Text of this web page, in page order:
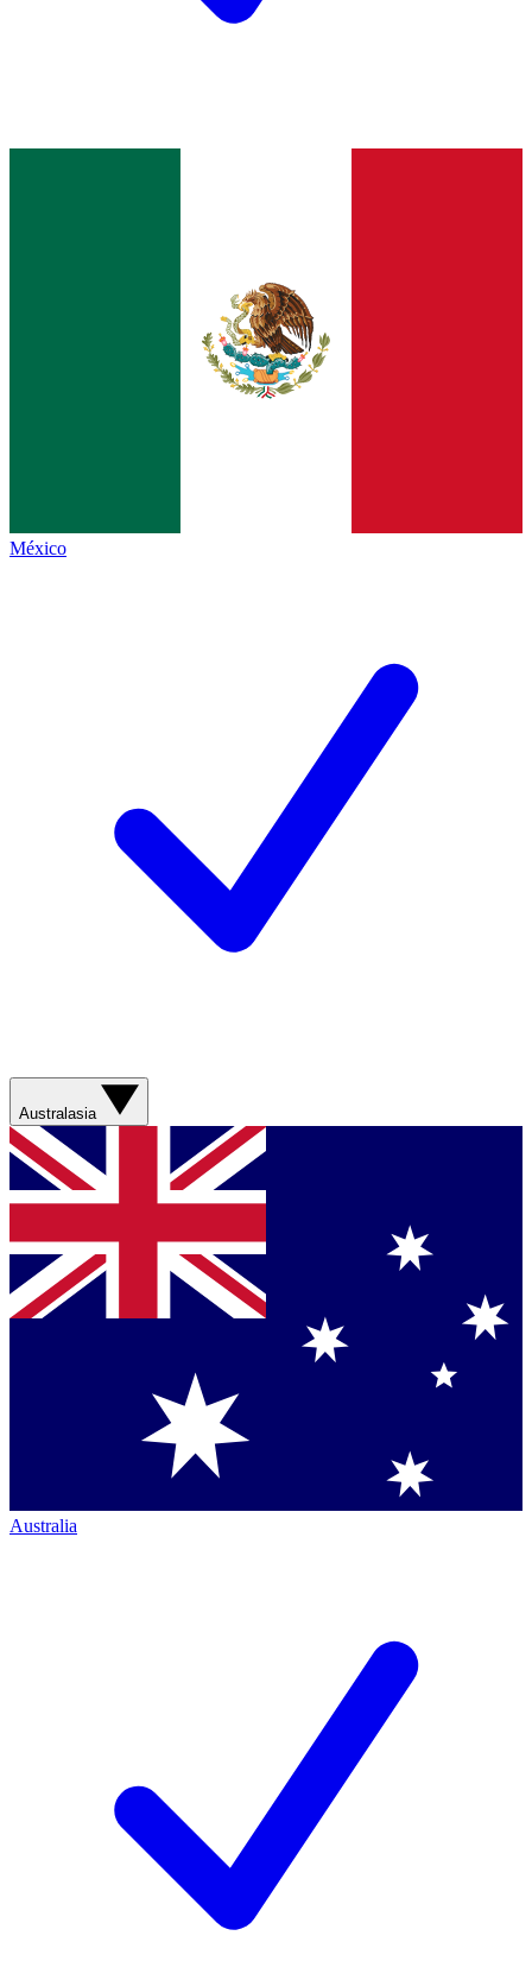
México
Australasia
Australia